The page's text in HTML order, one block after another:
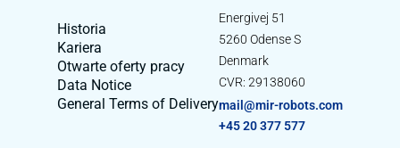
Historia
Kariera
Otwarte oferty pracy
Data Notice
General Terms of Delivery
Energivej 51
5260 Odense S
Denmark
CVR: 29138060
mail@mir-robots.com
+45 20 377 577